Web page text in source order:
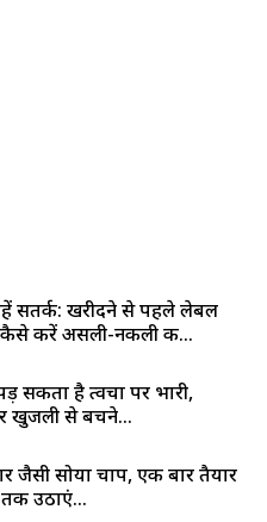
सतर्क: खरीदने से पहले लेबल
करें असली-नकली की...
सकता है त्वचा पर भारी,
खुजली से बचने...
जैसी सोया चाप, एक बार तैयार
उठाएं...